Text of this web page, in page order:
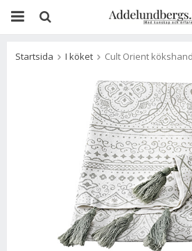
Startsida I köket Cult Orient